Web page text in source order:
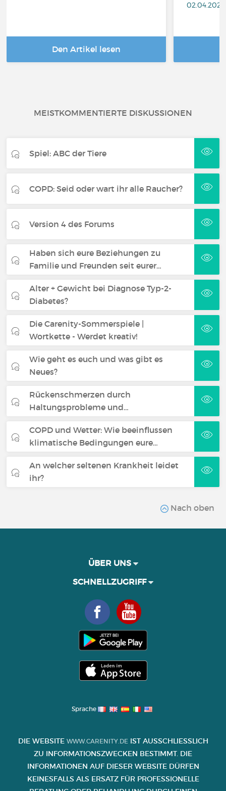
Den Artikel lesen
MEISTKOMMENTIERTE DISKUSSIONEN
Spiel: ABC der Tiere
COPD: Seid oder wart ihr alle Raucher?
Version 4 des Forums
Haben sich eure Beziehungen zu
Familie und Freunden seit eurer…
Alter + Gewicht bei Diagnose Typ-2-
Diabetes?
Die Carenity-Sommerspiele |
Wortkette - Werdet kreativ!
Wie geht es euch und was gibt es
Neues?
Rückenschmerzen durch
Haltungsprobleme und…
COPD und Wetter: Wie beeinflussen
klimatische Bedingungen eure…
An welcher seltenen Krankheit leidet
ihr?
Nach oben
ÜBER UNS
SCHNELLZUGRIFF
Sprache
DIE WEBSITE WWW.CARENITY.DEIST AUSSCHLIESSLICH Z
U INFORMATIONSZWECKEN BESTIMMT. DIE I
NFORMATIONEN AUF DIESER WEBSITE DÜRFEN K
EINESFALLS ALS ERSATZ FÜR PROFESSIONELLE B